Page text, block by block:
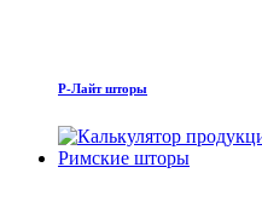
Р-Лайт шторы
Римские шторы